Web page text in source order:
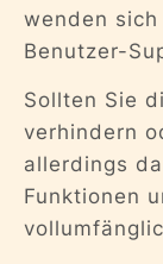
wenden
Benutzer-
Sollten Sie
verhindern
allerdings
Funktionen